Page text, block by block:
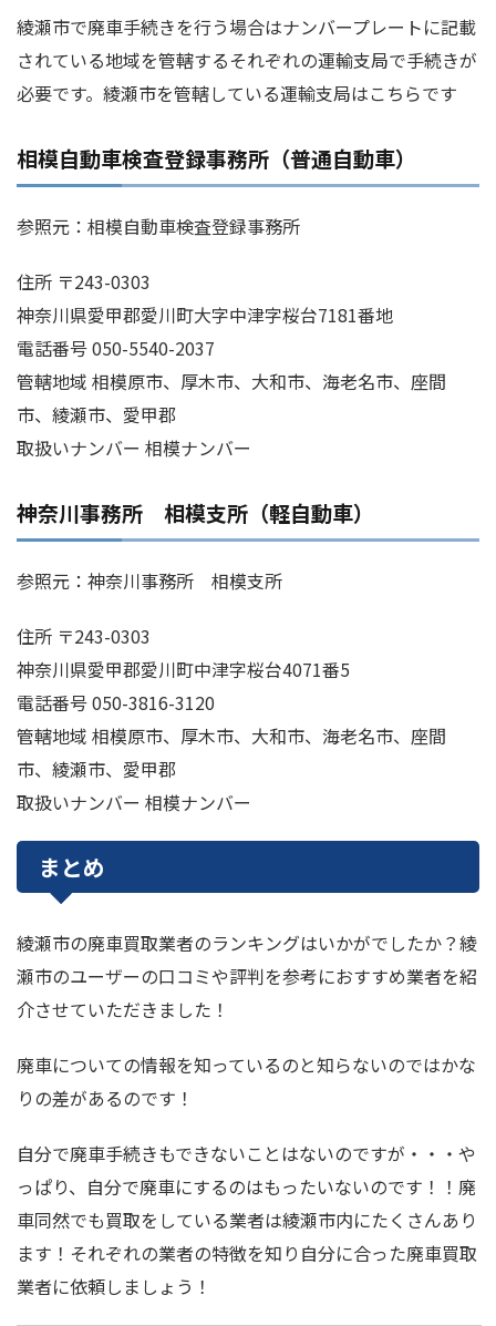
綾瀬市で廃車手続きを行う場合はナンバープレートに記載
されている地域を管轄するそれぞれの運輸支局で手続きが
必要です。綾瀬市を管轄している運輸支局はこちらです
相模自動車検査登録事務所（普通自動車）
参照元：相模自動車検査登録事務所
住所 〒243-0303
神奈川県愛甲郡愛川町大字中津字桜台7181番地
電話番号 050-5540-2037
管轄地域 相模原市、厚木市、大和市、海老名市、座間
市、綾瀬市、愛甲郡
取扱いナンバー 相模ナンバー
神奈川事務所 相模支所（軽自動車）
参照元：神奈川事務所 相模支所
住所 〒243-0303
神奈川県愛甲郡愛川町中津字桜台4071番5
電話番号 050-3816-3120
管轄地域 相模原市、厚木市、大和市、海老名市、座間
市、綾瀬市、愛甲郡
取扱いナンバー 相模ナンバー
まとめ
綾瀬市の廃車買取業者のランキングはいかがでしたか？綾
瀬市のユーザーの口コミや評判を参考におすすめ業者を紹
介させていただきました！
廃車についての情報を知っているのと知らないのではかな
りの差があるのです！
自分で廃車手続きもできないことはないのですが・・・や
っぱり、自分で廃車にするのはもったいないのです！！廃
車同然でも買取をしている業者は綾瀬市内にたくさんあり
ます！それぞれの業者の特徴を知り自分に合った廃車買取
業者に依頼しましょう！